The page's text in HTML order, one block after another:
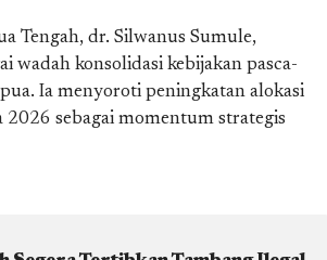
Tengah, dr. Silwanus Sumule,
wadah konsolidasi kebijakan pasca-
Ia menyoroti peningkatan alokasi
sebagai momentum strategis